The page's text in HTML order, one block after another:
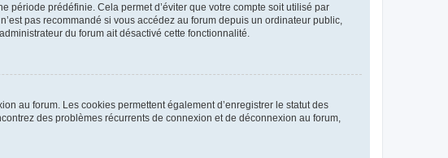
période prédéfinie. Cela permet d’éviter que votre compte soit utilisé par
pas recommandé si vous accédez au forum depuis un ordinateur public,
du forum ait désactivé cette fonctionnalité.
au forum. Les cookies permettent également d’enregistrer le statut des
des problèmes récurrents de connexion et de déconnexion au forum,